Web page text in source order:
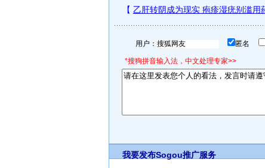
用户： 匿名
*搜狗拼音输入法，中文处理专家>>
我要发布Sogou推广服务